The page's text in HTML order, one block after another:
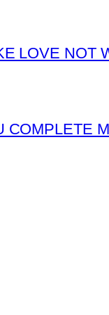
LOVE NOT
COMPLETE